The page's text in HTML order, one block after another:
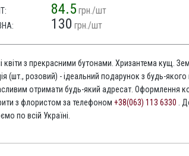
84.5 грн./шт
130 грн./шт
квіти з прекрасними бутонами. Хризантема кущ.
(шт., розовий) - ідеальний подарунок з будь-якого
отримати будь-який адресат. Оформлення
з флористом за телефоном+38(063) 113 6330 .
по всій Україні.